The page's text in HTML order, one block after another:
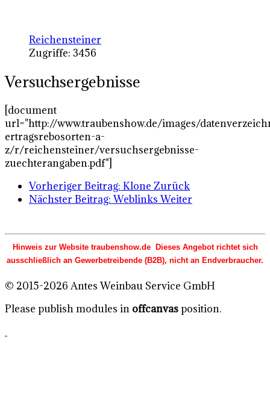
Reichensteiner
Zugriffe: 3456
Versuchsergebnisse
[document
url="http://www.traubenshow.de/images/
ertragsrebosorten-a-
z/r/reichensteiner/versuchsergebnisse-
zuechterangaben.pdf"]
Vorheriger Beitrag: Klone Zurück
Nächster Beitrag: WeblinksWeiter
Hinweis zur Website traubenshow.de Dieses Angebot richtet sich
ausschließlich an Gewerbetreibende (B2B), nicht an Endverbraucher.
© 2015-2026 Antes Weinbau Service GmbH
Please publish modules in offcanvasposition.